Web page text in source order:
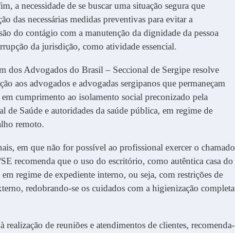
a necessidade de se buscar uma situação segura que
das necessárias medidas preventivas para evitar a
do contágio com a manutenção da dignidade da pessoa
da jurisdição, como atividade essencial.
dos Advogados do Brasil – Seccional de Sergipe resolve
aos advogados e advogadas sergipanos que permaneçam
em cumprimento ao isolamento social preconizado pela
de Saúde e autoridades da saúde pública, em regime de
remoto.
em que não for possível ao profissional exercer o chamado
recomenda que o uso do escritório, como autêntica casa do
regime de expediente interno, ou seja, com restrições de
redobrando-se os cuidados com a higienização completa
realização de reuniões e atendimentos de clientes, recomenda-